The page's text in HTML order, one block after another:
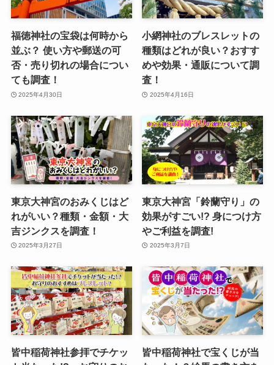
福徳神社の宝袋は何時から
並ぶ？ 使い方や郵送の可
否・売り切れの場合につい
ても調査！
2025年4月30日
小網神社のブレスレットの
種類はどれが良い？おすす
めや効果・通販について調
査！
2025年4月16日
東京大神宮のおみくじはど
れがいい？種類・金額・大
吉ジンクスを調査！
2025年3月27日
東京大神宮「鈴蘭守り」の
効果がすごい!? 身につけ方
やご利益を調査!
2025年3月7日
皆中稲荷神社参拝でチケッ
皆中稲荷神社で宝くじが当